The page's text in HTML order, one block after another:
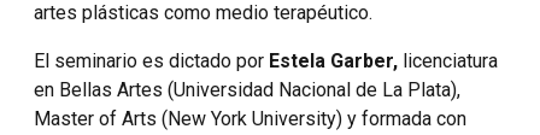
artes plásticas como medio terapéutico.
El seminario es dictado por Estela Garber, licenciatura
en Bellas Artes (Universidad Nacional de La Plata),
Master of Arts (New York University) y formada con